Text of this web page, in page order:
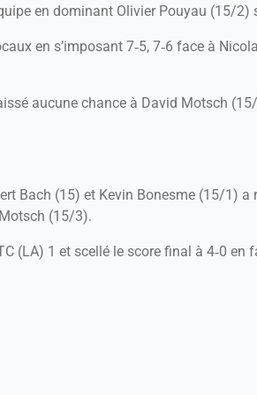
en dominant Olivier Pouyau (15/2)
en s’imposant 7‑5, 7‑6 face à
aucune chance à David Motsch
Bach (15) et Kevin Bonesme (15/1) a
(15/3).
(LA) 1 et scellé le score final à 4‑0 en